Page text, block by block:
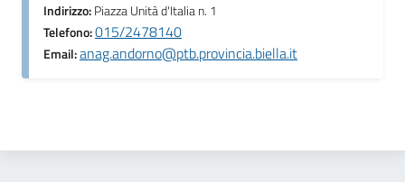
Indirizzo:Piazza Unità d'Italia n. 1
Telefono:015/2478140
Email:anag.andorno@ptb.provincia.biella.it